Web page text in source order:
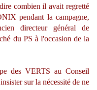
combien il avait regretté
pendant la campagne,
directeur général de
du PS à l'occasion de la
des VERTS au Conseil
sur la nécessité de ne